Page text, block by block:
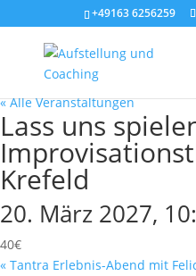
+49163 6256259
« Alle Veranstaltungen
Lass uns
Krefeld
20. März 2027,
40€
« Tantra Erlebnis-Abend mit